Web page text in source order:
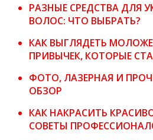
РАЗНЫЕ СРЕДСТВА ДЛЯ
ВОЛОС: ЧТО ВЫБРАТЬ?
КАК ВЫГЛЯДЕТЬ
ПРИВЫЧЕК, КОТОРЫЕ
ФОТО, ЛАЗЕРНАЯ И
ОБЗОР
КАК НАКРАСИТЬ
СОВЕТЫ